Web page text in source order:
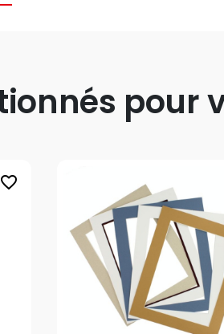
pour
favorite_border